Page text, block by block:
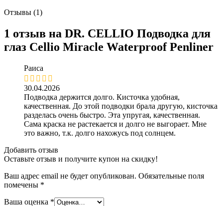
Отзывы (1)
1 отзыв на DR. CELLIO Подводка для
глаз Cellio Miracle Waterproof Penliner
Раиса
30.04.2026
Подводка держится долго. Кисточка удобная,
качественная. До этой подводки брала другую, кисточка
разделась очень быстро. Эта упругая, качественная.
Сама краска не растекается и долго не выгорает. Мне
это важно, т.к. долго нахожусь под солнцем.
Добавить отзыв
Оставьте отзыв и получите купон на скидку!
Ваш адрес email не будет опубликован. Обязательные поля
помечены *
Ваша оценка *